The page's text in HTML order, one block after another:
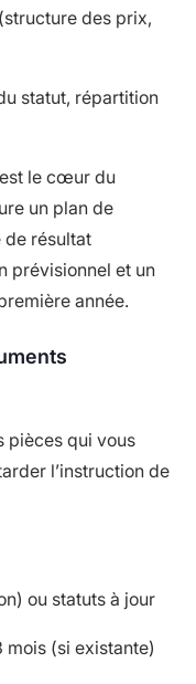
des prix,
statut, répartition
le cœur du
un plan de
de résultat
prévisionnel et un
année.
pièces qui vous
l’instruction de
ou statuts à jour
mois (si existante)